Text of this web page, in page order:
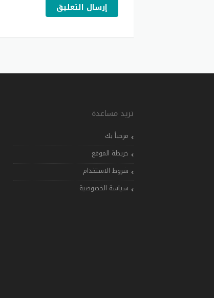
إرسال التعليق
تريد مساعدة
مرحباً بك
خريطة الموقع
شروط الاستخدام
سياسة الخصوصية